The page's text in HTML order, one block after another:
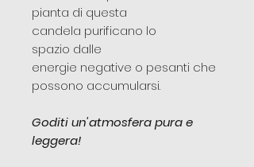
pianta di questa
candela purificano lo
spazio dalle
energie negative o pesanti che
possono accumularsi.
Goditi un'atmosfera pura e
leggera!